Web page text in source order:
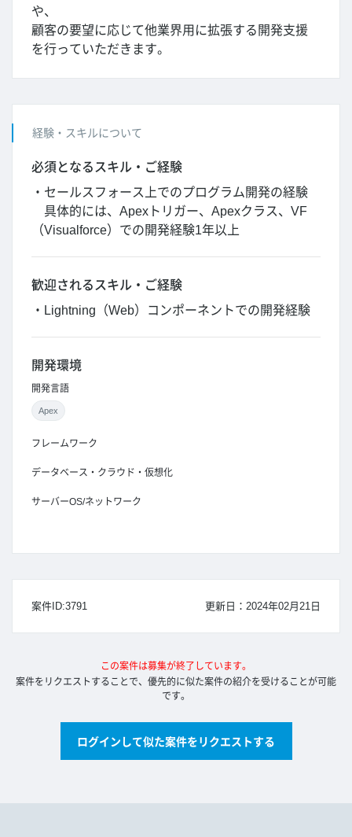
や、
顧客の要望に応じて他業界用に拡張する開発支援
を行っていただきます。
経験・スキルについて
必須となるスキル・ご経験
・セールスフォース上でのプログラム開発の経験
具体的には、Apexトリガー、Apexクラス、VF
（Visualforce）での開発経験1年以上
歓迎されるスキル・ご経験
・Lightning（Web）コンポーネントでの開発経験
開発環境
開発言語
Apex
フレームワーク
データベース・クラウド・仮想化
サーバーOS/ネットワーク
更新日：2024年02月21日
案件ID:3791
この案件は募集が終了しています。
案件をリクエストすることで、優先的に似た案件の紹介を受けることが可能
です。
ログインして似た案件をリクエストする